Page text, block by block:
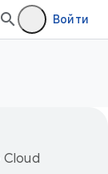
Войти
Cloud